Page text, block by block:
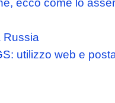
ecco come lo
Russia
utilizzo web e